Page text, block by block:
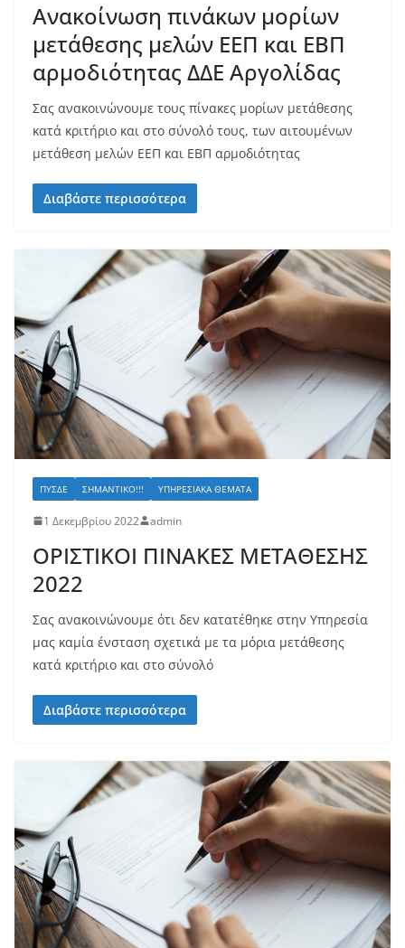
Ανακοίνωση πινάκων μορίων
μετάθεσης μελών ΕΕΠ και ΕΒΠ
αρμοδιότητας ΔΔΕ Αργολίδας
Σας ανακοινώνουμε τους πίνακες μορίων μετάθεσης
κατά κριτήριο και στο σύνολό τους, των αιτουμένων
μετάθεση μελών ΕΕΠ και ΕΒΠ αρμοδιότητας
Διαβάστε περισσότερα
ΠΥΣΔΕ ΣΗΜΑΝΤΙΚΌ!!! ΥΠΗΡΕΣΙΑΚΆ ΘΈΜΑΤΑ
1 Δεκεμβρίου 2022 admin
ΟΡΙΣΤΙΚΟΙ ΠΙΝΑΚΕΣ ΜΕΤΑΘΕΣΗΣ
2022
Σας ανακοινώνουμε ότι δεν κατατέθηκε στην Υπηρεσία
μας καμία ένσταση σχετικά με τα μόρια μετάθεσης
κατά κριτήριο και στο σύνολό
Διαβάστε περισσότερα